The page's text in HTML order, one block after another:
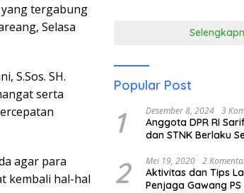
tergabung
Selasa
S.Sos. SH.
serta
agar para
kembali hal-hal
Popular Post
1 Desember 8, 2024 3
Anggota DPR RI
dan STNK Berlaku
2 Mei 19, 2020 2
Aktivitas dan Tips
Penjaga Gawang